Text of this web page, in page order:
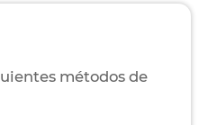
métodos de